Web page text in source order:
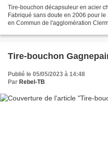
Tire-bouchon décapsuleur en acier
Fabriqué sans doute en 2006 pour
en Commun de l'agglomération
Tire-bouchon
Publié le 05/05/2023 à 14:48
Par Rebel-TB